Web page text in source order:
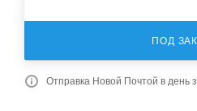
ПОД
Отправка Новой Почтой в день